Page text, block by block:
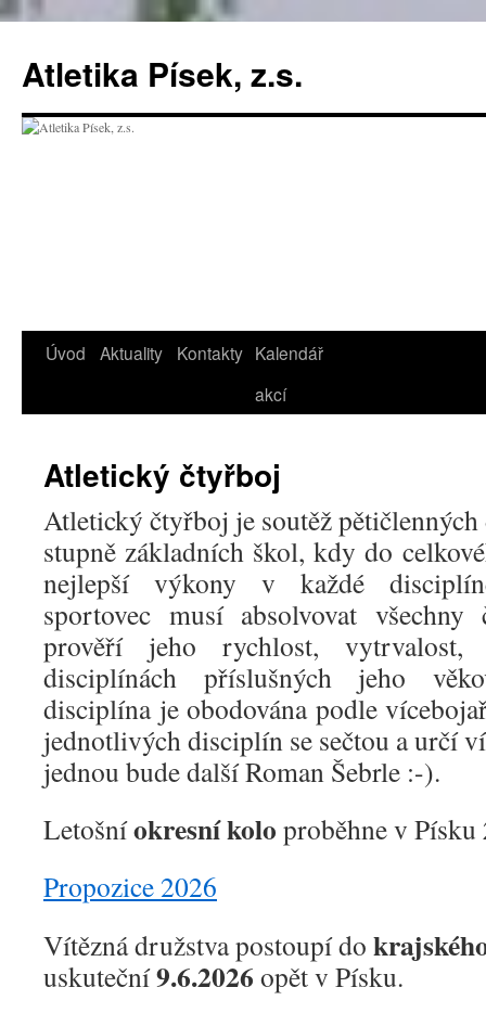
obsahu
webu
Atletika Písek, z.s.
Úvod Aktuality Kontakty Kalendář
akcí
Atletický čtyřboj
Atletický čtyřboj je soutěž
stupně základních škol, kdy do
nejlepší výkony v každé
sportovec musí absolvovat
prověří jeho rychlost,
disciplínách příslušných jeho
disciplína je obodována podle
jednotlivých disciplín se sečtou a určí
jednou bude další Roman Šebrle :-).
Letošníokresní kolo proběhne v Písku
Propozice 2026
Vítězná družstva postoupí do
uskuteční9.6.2026 opět v Písku.